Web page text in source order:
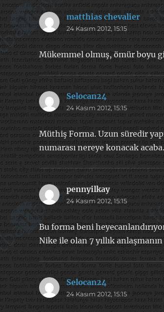
matthias chevalier dedi
ki:
24 Kasım 2012, 15:15
Mükemmel olmuş, ömür boyu
Selocan24dedi
ki:
24 Kasım 2012, 15:15
Müthiş Forma. Uzun süredir
numarası nereye konacak
pennyilkaydedi
ki:
24 Kasım 2012, 15:15
Bu forma beni
Nike ile olan 7 yıllık
Selocan24dedi
ki:
24 Kasım 2012, 15:15